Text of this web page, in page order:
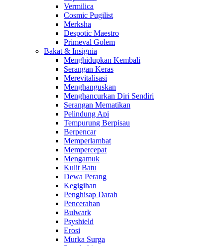
Vermilica
Cosmic Pugilist
Merksha
Despotic Maestro
Primeval Golem
Bakat & Insignia
Menghidupkan Kembali
Serangan Keras
Merevitalisasi
Menghanguskan
Menghancurkan Diri Sendiri
Serangan Mematikan
Pelindung Api
Tempurung Berpisau
Berpencar
Memperlambat
Mempercepat
Mengamuk
Kulit Batu
Dewa Perang
Kegigihan
Penghisap Darah
Pencerahan
Bulwark
Psyshield
Erosi
Murka Surga